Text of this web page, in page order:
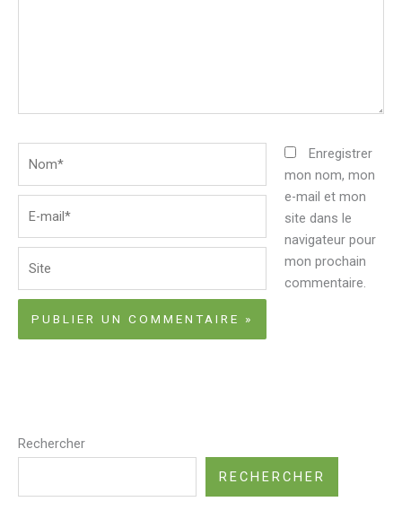
mail*
Enregistrer
mon nom, mon
e-mail et mon
site dans le
navigateur pour
mon prochain
commentaire.
Rechercher
RECHERCHER